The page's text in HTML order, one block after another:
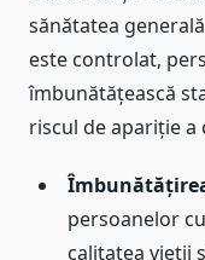
sănătatea
este controlat,
îmbunătățească
riscul de apariție a
persoanelor
calitatea vieții